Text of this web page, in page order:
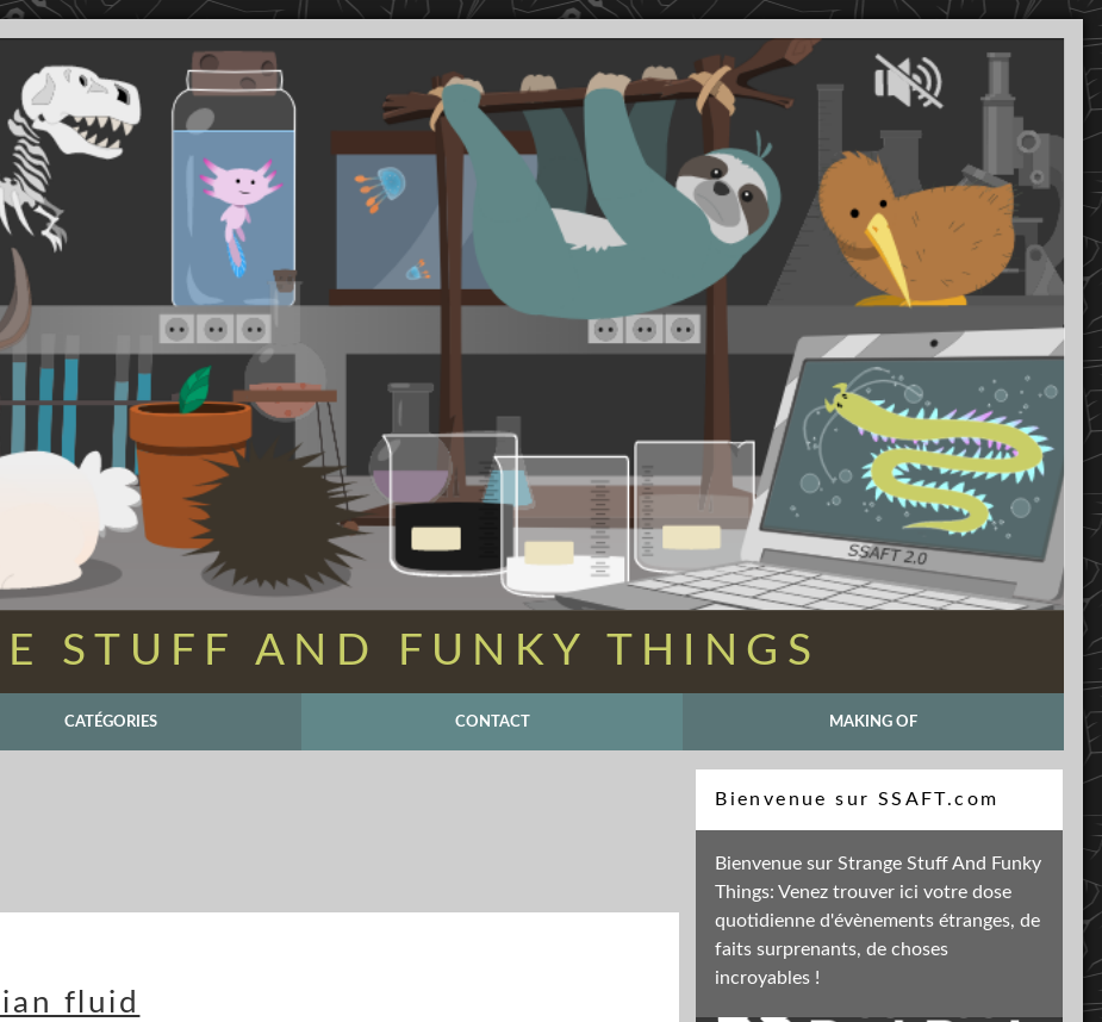
STUFF AND FUNKY THINGS
CATÉGORIES CONTACT MAKING OF
fluid
Bienvenue sur SSAFT.com
Bienvenue sur Strange Stuff And Funky
Things: Venez trouver ici votre dose
quotidienne d'évènements étranges, de
faits surprenants, de choses
incroyables !
Recherche
Soutenez mon activité